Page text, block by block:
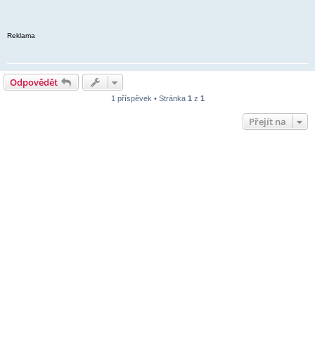
Reklama
Odpovědět
1 příspěvek • Stránka 1 z 1
Přejít na